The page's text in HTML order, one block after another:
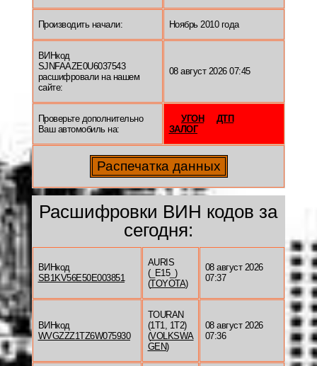
Производить начали: Ноябрь 2010 года
ВИНкод
SJNFAAZE0U6037543
расшифровали на нашем
сайте:
08 август 2026 07:45
Проверьте дополнительно
Ваш автомобиль на:
УГОН
ДТП
ЗАЛОГ
Расшифровки ВИН кодов за
сегодня:
ВИНкод
SB1KV56E50E003851
AURIS
(_E15_)
(TOYOTA)
08 август 2026
07:37
ВИНкод
WVGZZZ1TZ6W075930
TOURAN
(1T1, 1T2)
(VOLKSWA
GEN)
08 август 2026
07:36